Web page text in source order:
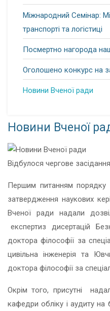
Міжнародний Семінар:
транспорті та логістиці
Посмертно нагорода
Оголошено конкурс на
Новини Вченої ради
Новини Вченої
Відбулося чергове
Першим питанням порядку
затвердження наукових
Вченої ради надали
експертиз дисертацій
доктора філософії за
цивільна інженерія та
доктора філософії за
Окрім того, присутні
кафедри обліку і аудиту